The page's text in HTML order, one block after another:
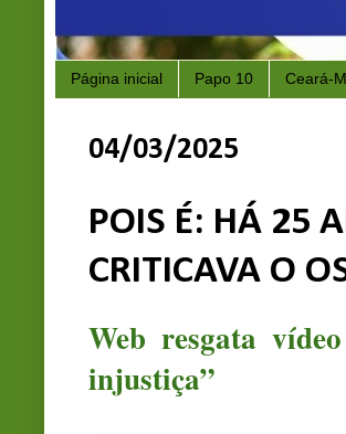
Página inicial Papo 10 Ceará-
04/03/2025
POIS É: HÁ 25
CRITICAVA O
Web resgata
injustiça”